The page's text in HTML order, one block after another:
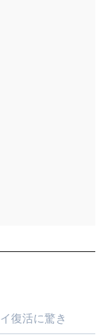
復活に驚き